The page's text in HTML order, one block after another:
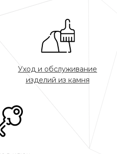
Уход и обслуживание
изделий из камня